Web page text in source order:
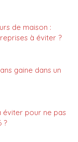
de maison :
à éviter ?
gaine dans un
éviter pour ne pas
?